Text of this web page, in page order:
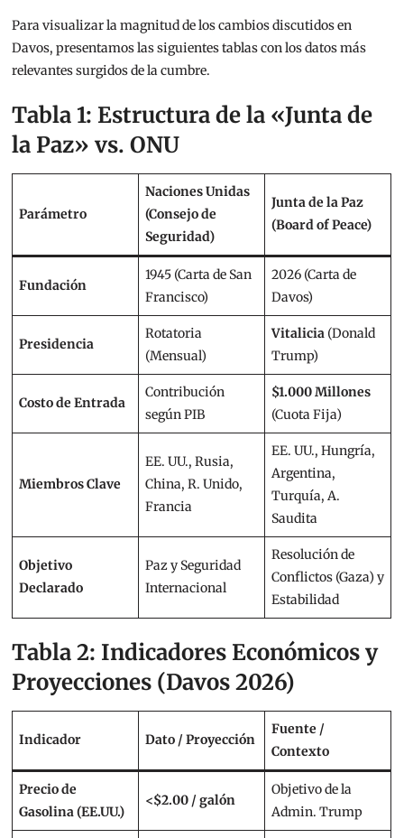
Para visualizar la magnitud de los cambios discutidos en
Davos, presentamos las siguientes tablas con los datos más
relevantes surgidos de la cumbre.
Tabla 1: Estructura de la «Junta de
la Paz» vs. ONU
Parámetro
Naciones Unidas
(Consejo de
Seguridad)
Junta de la Paz
(Board of Peace)
Fundación
1945 (Carta de San
Francisco)
2026 (Carta de
Davos)
Presidencia
Rotatoria
(Mensual)
Vitalicia (Donald
Trump)
Costo de Entrada
Contribución
según PIB
$1.000 Millones
(Cuota Fija)
Miembros Clave
EE. UU., Rusia,
China, R. Unido,
Francia
EE. UU., Hungría,
Argentina,
Turquía, A.
Saudita
Objetivo
Declarado
Paz y Seguridad
Internacional
Resolución de
Conflictos (Gaza) y
Estabilidad
Tabla 2: Indicadores Económicos y
Proyecciones (Davos 2026)
Indicador Dato / Proyección
Fuente /
Contexto
Precio de
Gasolina (EE.UU.)
<$2.00 / galón
Objetivo de la
Admin. Trump